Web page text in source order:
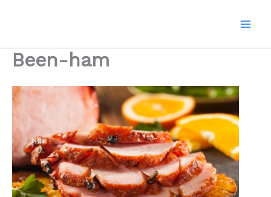
inhoud
Been-ham